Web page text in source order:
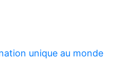
unique au monde